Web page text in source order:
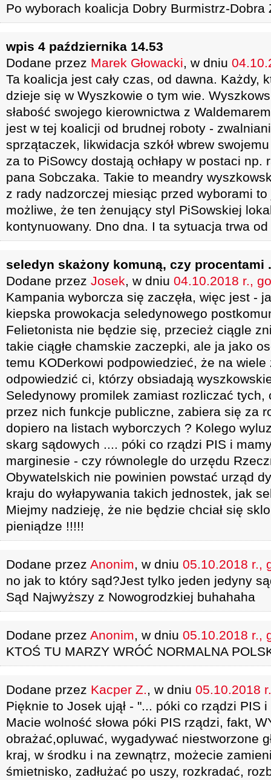
Po wyborach koalicja Dobry Burmistrz-Dobra
wpis 4 października 14.53
Dodane przez Marek Głowacki, w dniu
Ta koalicja jest cały czas, od dawna. Każdy,
dzieje się w Wyszkowie o tym wie.
słabość swojego kierownictwa z
jest w tej koalicji od brudnej roboty -
sprzątaczek, likwidacja szkół wbrew
za to PiSowcy dostają ochłapy w postaci np.
pana Sobczaka. Takie to meandry
z rady nadzorczej miesiąc przed wyborami
możliwe, że ten żenujący styl PiSowskiej
kontynuowany. Dno dna. I ta sytuacja trwa
seledyn skażony komuną, czy procentami
Dodane przez Josek, w dniu 04.10.2018 r.,
Kampania wyborcza się zaczęła, więc jest -
kiepska prowokacja seledynowego
Felietonista nie będzie się, przecież ciągle
takie ciągłe chamskie zaczepki, ale ja jako
temu KODerkowi podpowiedzieć, że na
odpowiedzić ci, którzy obsiadają
Seledynowy promilek zamiast rozliczać tych,
przez nich funkcje publiczne, zabiera się za
dopiero na listach wyborczych ? Kolego
skarg sądowych .... póki co rządzi PIS i
marginesie - czy równolegle do urzędu
Obywatelskich nie powinien powstać urząd
kraju do wyłapywania takich jednostek, jak
Miejmy nadzieję, że nie będzie chciał się
pieniądze !!!!!
Dodane przez Anonim, w dniu 05.10.2018 r.,
no jak to który sąd?Jest tylko jeden jedyny
Sąd Najwyższy z Nowogrodzkiej buhahaha
Dodane przez Anonim, w dniu 05.10.2018 r.,
KTOŚ TU MARZY WRÓĆ NORMALNA
Dodane przez Kacper Z., w dniu 05.10.2018
Pięknie to Josek ujął - "... póki co rządzi PIS
Macie wolność słowa póki PIS rządzi, fakt,
obrażać,opluwać, wygadywać niestworzone
kraj, w środku i na zewnątrz, możecie
śmietnisko, zadłużać po uszy, rozkradać,